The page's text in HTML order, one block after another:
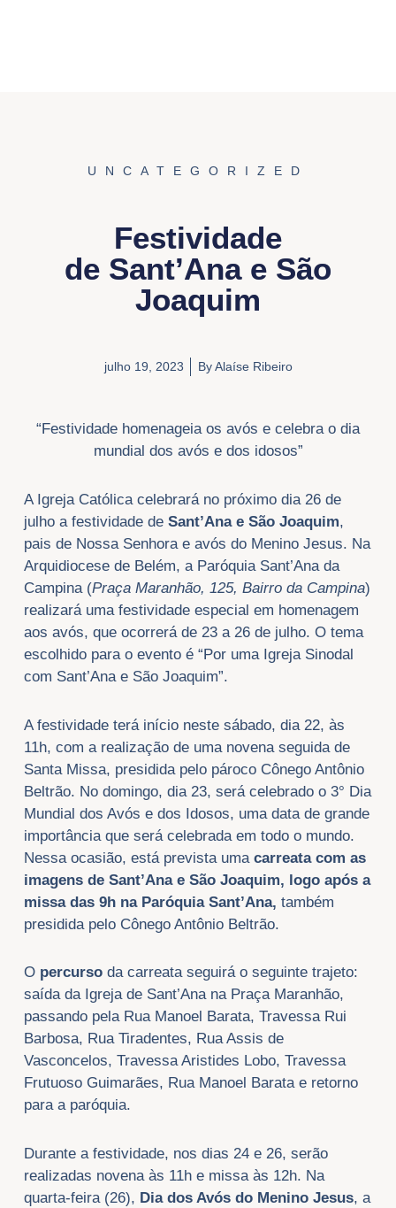
UNCATEGORIZED
Festividade
de Sant’Ana e São
Joaquim
julho 19, 2023 ByAlaíse Ribeiro
“Festividade homenageia os avós e celebra o dia
mundial dos avós e dos idosos”
A Igreja Católica celebrará no próximo dia 26 de
julho a festividade de Sant’Ana e São Joaquim,
pais de Nossa Senhora e avós do Menino Jesus. Na
Arquidiocese de Belém, a Paróquia Sant’Ana da
Campina (Praça Maranhão, 125, Bairro da Campina)
realizará uma festividade especial em homenagem
aos avós, que ocorrerá de 23 a 26 de julho. O tema
escolhido para o evento é “Por uma Igreja Sinodal
com Sant’Ana e São Joaquim”.
A festividade terá início neste sábado, dia 22, às
11h, com a realização de uma novena seguida de
Santa Missa, presidida pelo pároco Cônego Antônio
Beltrão. No domingo, dia 23, será celebrado o 3° Dia
Mundial dos Avós e dos Idosos, uma data de grande
importância que será celebrada em todo o mundo.
Nessa ocasião, está prevista uma carreata com as
imagens de Sant’Ana e São Joaquim, logo após a
missa das 9h na Paróquia Sant’Ana, também
presidida pelo Cônego Antônio Beltrão.
O percursoda carreata seguirá o seguinte trajeto:
saída da Igreja de Sant’Ana na Praça Maranhão,
passando pela Rua Manoel Barata, Travessa Rui
Barbosa, Rua Tiradentes, Rua Assis de
Vasconcelos, Travessa Aristides Lobo, Travessa
Frutuoso Guimarães, Rua Manoel Barata e retorno
para a paróquia.
Durante a festividade, nos dias 24 e 26, serão
realizadas novena às 11h e missa às 12h. Na
quarta-feira (26), Dia dos Avós do Menino Jesus, a